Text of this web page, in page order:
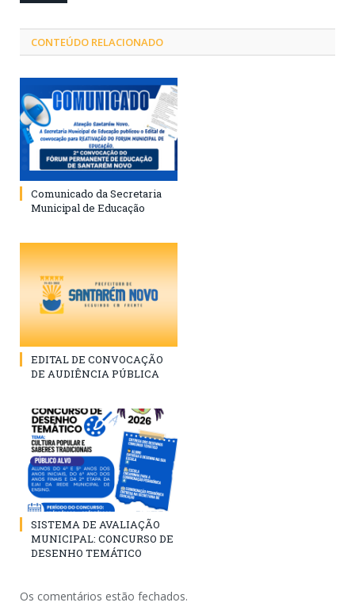
CONTEÚDO RELACIONADO
Comunicado da Secretaria
Municipal de Educação
EDITAL DE CONVOCAÇÃO
DE AUDIÊNCIA PÚBLICA
SISTEMA DE AVALIAÇÃO
MUNICIPAL: CONCURSO DE
DESENHO TEMÁTICO
Os comentários estão fechados.